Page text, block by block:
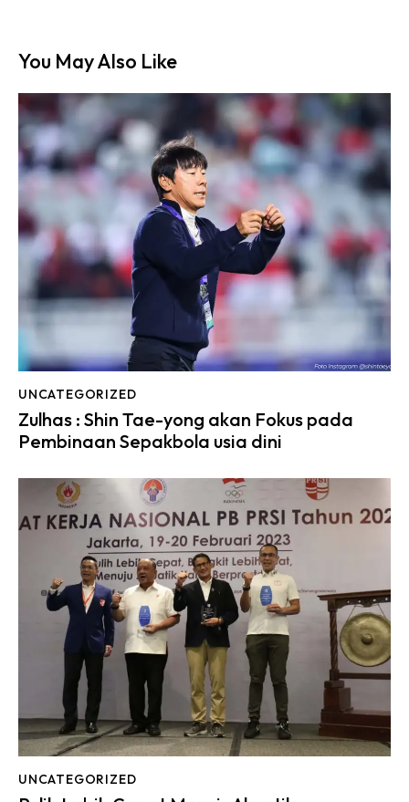
You May Also Like
UNCATEGORIZED
Zulhas : Shin Tae-yong akan Fokus pada
Pembinaan Sepakbola usia dini
UNCATEGORIZED